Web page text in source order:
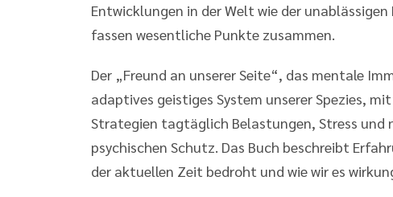
Entwicklungen in der Welt wie der
fassen wesentliche Punkte zusammen.
Der „Freund an unserer Seite“, das mentale
adaptives geistiges System unserer Spezies,
Strategien tagtäglich Belastungen, Stress und
psychischen Schutz. Das Buch beschreibt
der aktuellen Zeit bedroht und wie wir es